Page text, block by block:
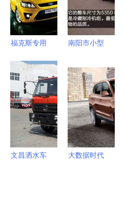
购建议
福克斯专用
手齐齐网，
专为福克斯
车主打造完
美购车配件
闭环
南阳市小型
冷藏车销售
点动态 程
力专汽助力
冷链物流升
级
文昌洒水车
大数据时代